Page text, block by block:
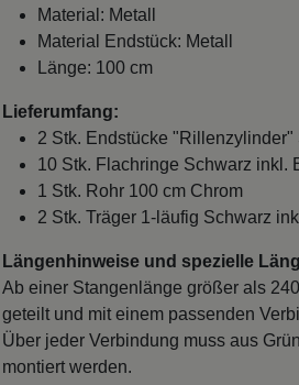
Material: Metall
Material Endstück: Metall
Länge: 100 cm
Lieferumfang:
2 Stk. Endstücke "Rillenzylinder"
10 Stk. Flachringe Schwarz inkl.
1 Stk. Rohr 100 cm Chrom
2 Stk. Träger 1-läufig Schwarz
Längenhinweise und spezielle
Ab einer Stangenlänge größer als
geteilt und mit einem passenden
Über jeder Verbindung muss aus
montiert werden.